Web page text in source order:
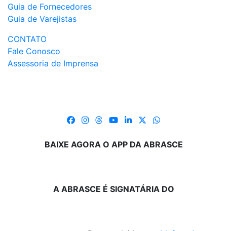
Guia de Fornecedores
Guia de Varejistas
CONTATO
Fale Conosco
Assessoria de Imprensa
BAIXE AGORA O APP DA ABRASCE
A ABRASCE É SIGNATÁRIA DO